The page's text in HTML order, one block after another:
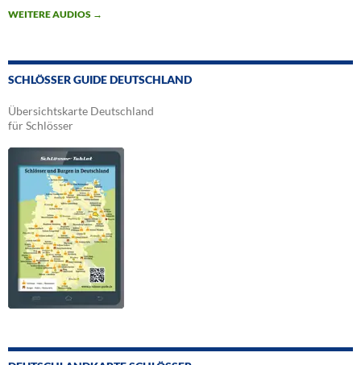
WEITERE AUDIOS →
SCHLÖSSER GUIDE DEUTSCHLAND
Übersichtskarte Deutschland
für Schlösser